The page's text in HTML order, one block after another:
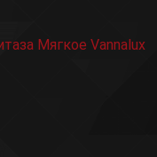
Мягкое Vannalux